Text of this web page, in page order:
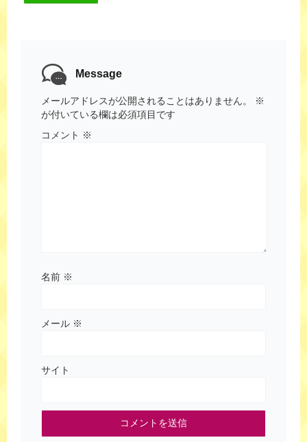
Message
メールアドレスが公開されることはありません。
※
が付いている欄は必須項目です
コメント ※
名前 ※
メール ※
サイト